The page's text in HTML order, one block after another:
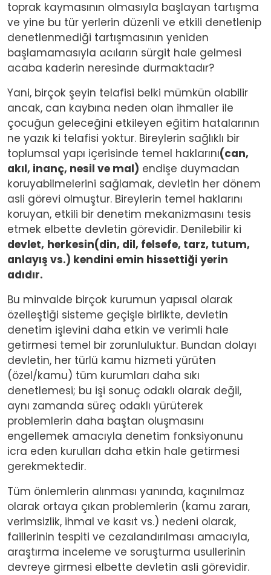
toprak kaymasının olmasıyla başlayan tartışma
ve yine bu tür yerlerin düzenli ve etkili denetlenip
denetlenmediği tartışmasının yeniden
başlamamasıyla acıların sürgit hale gelmesi
acaba kaderin neresinde durmaktadır?
Yani, birçok şeyin telafisi belki mümkün olabilir
ancak, can kaybına neden olan ihmaller ile
çocuğun geleceğini etkileyen eğitim hatalarının
ne yazık ki telafisi yoktur. Bireylerin sağlıklı bir
toplumsal yapı içerisinde temel haklarını(can,
akıl, inanç, nesil ve mal) endişe duymadan
koruyabilmelerini sağlamak, devletin her dönem
asli görevi olmuştur. Bireylerin temel haklarını
koruyan, etkili bir denetim mekanizmasını tesis
etmek elbette devletin görevidir. Denilebilir ki
devlet, herkesin(din, dil, felsefe, tarz, tutum,
anlayış vs.) kendini emin hissettiği yerin
adıdır.
Bu minvalde birçok kurumun yapısal olarak
özelleştiği sisteme geçişle birlikte, devletin
denetim işlevini daha etkin ve verimli hale
getirmesi temel bir zorunluluktur. Bundan dolayı
devletin, her türlü kamu hizmeti yürüten
(özel/kamu) tüm kurumları daha sıkı
denetlemesi; bu işi sonuç odaklı olarak değil,
aynı zamanda süreç odaklı yürüterek
problemlerin daha baştan oluşmasını
engellemek amacıyla denetim fonksiyonunu
icra eden kurulları daha etkin hale getirmesi
gerekmektedir.
Tüm önlemlerin alınması yanında, kaçınılmaz
olarak ortaya çıkan problemlerin (kamu zararı,
verimsizlik, ihmal ve kasıt vs.) nedeni olarak,
faillerinin tespiti ve cezalandırılması amacıyla,
araştırma inceleme ve soruşturma usullerinin
devreye girmesi elbette devletin asli görevidir.